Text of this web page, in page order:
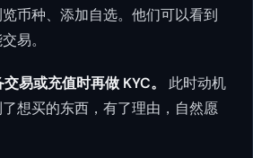
币种、添加自选。他们可以看到
易。
易或充值时再做 KYC。
此时动机
想买的东西，有了理由，自然愿